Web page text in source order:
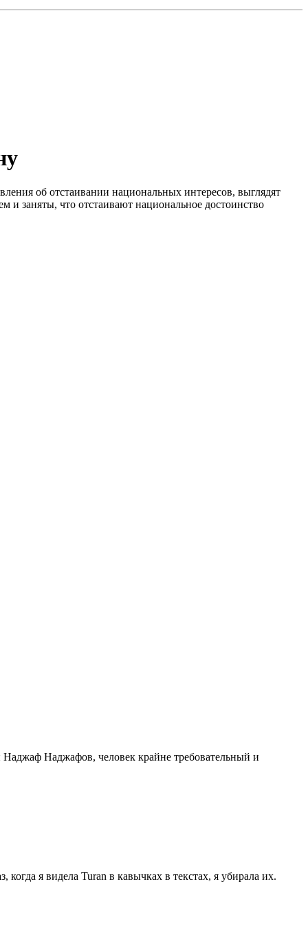
об отстаивании национальных интересов, выглядят
заняты, что отстаивают национальное достоинство
Наджафов, человек крайне требовательный и
я видела Turan в кавычках в текстах, я убирала их.